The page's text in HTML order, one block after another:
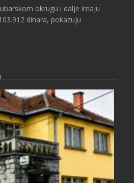
okrugu i dalje imaju
dinara, pokazuju